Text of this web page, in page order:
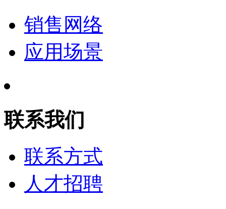
销售网络
应用场景
联系我们
联系方式
人才招聘